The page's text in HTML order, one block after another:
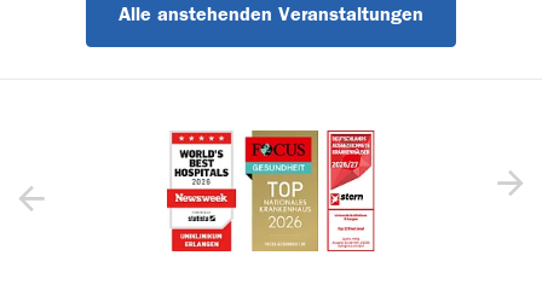
Alle anstehenden Veranstaltungen